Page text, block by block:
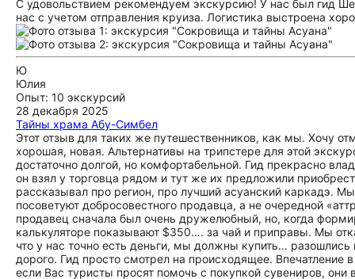
С удовольствием рекомендуем экскурсию! У нас был гид
нас с учетом отправления круиза. Логистика выстроена
Ю
Юлия
Опыт: 10 экскурсий
28 декабря 2025
Тайны храма Абу-Симбел
Этот отзыв для таких же путешественников, как мы. Хочу
хорошая, новая. Альтернативы на трипстере для этой
достаточно долгой, но комфортабельной. Гид прекрасно
он взял у торговца рядом и тут же их предложили
рассказывал про регион, про лучший асуанский каркадэ.
посоветуют добросовестного продавца, а не очередной
продавец сначала был очень дружелюбный, но, когда
калькуляторе показывают $350…. за чай и приправы. Мы
что у нас точно есть деньги, мы должны купить…
дорого. Гид просто смотрел на происходящее.
если Вас туристы просят помочь с покупкой сувениров,